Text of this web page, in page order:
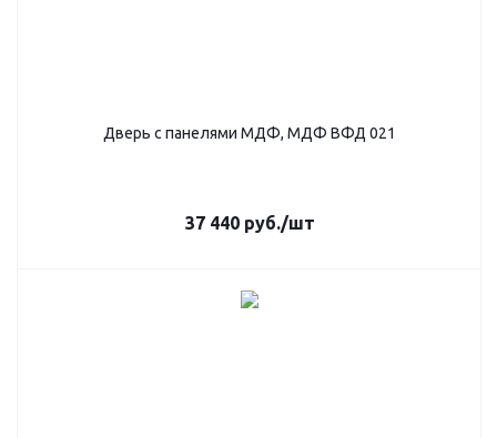
Дверь с панелями МДФ, МДФ ВФД 021
37 440руб./шт